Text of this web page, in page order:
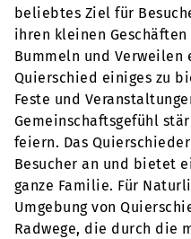
beliebtes Ziel für
ihren kleinen
Bummeln und
Quierschied einiges zu
Feste und
Gemeinschaftsgefühl
feiern. Das
Besucher an und bietet
ganze Familie. Für
Umgebung von
Radwege, die durch die